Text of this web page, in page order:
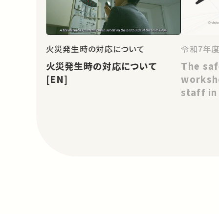
火災発生時の対応について
火災発生時の対応について
[EN]
令和7年
The
staff in